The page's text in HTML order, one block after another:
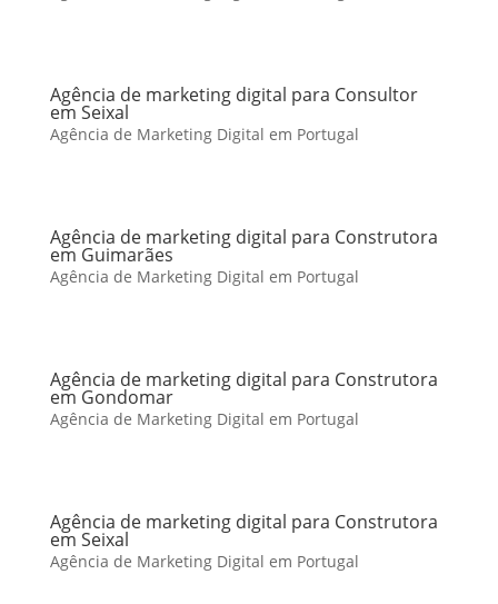
Agência de marketing digital para Consultor
em Seixal
Agência de Marketing Digital em Portugal
Agência de marketing digital para Construtora
em Guimarães
Agência de Marketing Digital em Portugal
Agência de marketing digital para Construtora
em Gondomar
Agência de Marketing Digital em Portugal
Agência de marketing digital para Construtora
em Seixal
Agência de Marketing Digital em Portugal